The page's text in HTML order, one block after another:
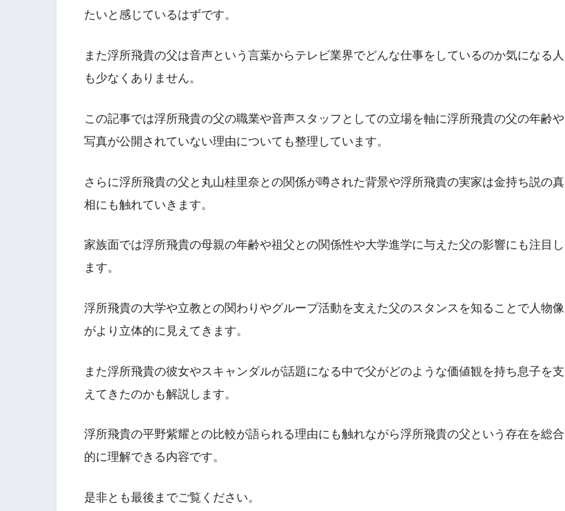
たいと感じているはずです。
また浮所飛貴の父は音声という言葉からテレビ業界でどんな仕事をしているのか気になる人
も少なくありません。
この記事では浮所飛貴の父の職業や音声スタッフとしての立場を軸に浮所飛貴の父の年齢や
写真が公開されていない理由についても整理しています。
さらに浮所飛貴の父と丸山桂里奈との関係が噂された背景や浮所飛貴の実家は金持ち説の真
相にも触れていきます。
家族面では浮所飛貴の母親の年齢や祖父との関係性や大学進学に与えた父の影響にも注目し
ます。
浮所飛貴の大学や立教との関わりやグループ活動を支えた父のスタンスを知ることで人物像
がより立体的に見えてきます。
また浮所飛貴の彼女やスキャンダルが話題になる中で父がどのような価値観を持ち息子を支
えてきたのかも解説します。
浮所飛貴の平野紫耀との比較が語られる理由にも触れながら浮所飛貴の父という存在を総合
的に理解できる内容です。
是非とも最後までご覧ください。